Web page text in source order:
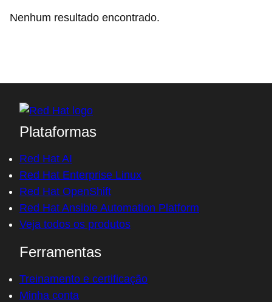
Nenhum resultado encontrado.
Plataformas
Red Hat AI
Red Hat Enterprise Linux
Red Hat OpenShift
Red Hat Ansible Automation Platform
Veja todos os produtos
Ferramentas
Treinamento e certificação
Minha conta